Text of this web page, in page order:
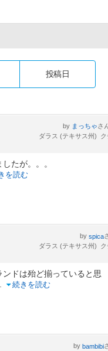
投稿日
by まっちゃさ
ダラス (テキサス州) ク
たが。。。
を読む
by spica
ダラス (テキサス州) ク
ドは殆ど揃っていると思
続きを読む
by bambibi